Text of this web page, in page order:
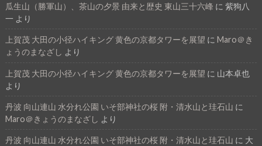
瓜生山（勝軍山）、茶山の夕景 由来と歴史 東山三十六峰 に 紫狗八
一 より
上賀茂 大田の小径ハイキング 黄色の京都タワーを展望 に Maro＠き
ょうのまなざし より
上賀茂 大田の小径ハイキング 黄色の京都タワーを展望 に 山本卓也
より
丹波 向山連山 水分れ公園 いそ部神社の桜 附・清水山と珪石山 に
Maro＠きょうのまなざし より
丹波 向山連山 水分れ公園 いそ部神社の桜 附・清水山と珪石山 に 大